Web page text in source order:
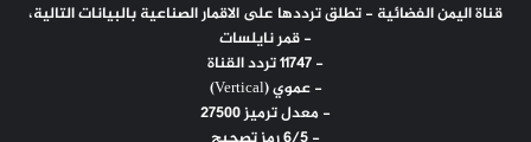
قناة اليمن الفضائية - تطلق ترددها على الاقمار الصناعية بالبيانات التالية،
- قمر نايلسات
- 11747 تردد القناة
- عموي (Vertical)
- معدل ترميز 27500